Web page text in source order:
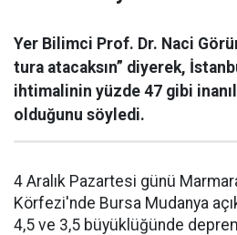
Yer Bilimci Prof. Dr. Naci
tura atacaksın” diyerek,
ihtimalinin yüzde 47 gibi
olduğunu söyledi.
4 Aralık Pazartesi günü
Körfezi'nde Bursa Mudanya
4,5 ve 3,5 büyüklüğünde